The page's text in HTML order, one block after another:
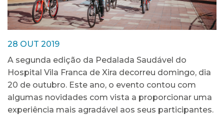
28 OUT 2019
A segunda edição da Pedalada Saudável do
Hospital Vila Franca de Xira decorreu domingo, dia
20 de outubro. Este ano, o evento contou com
algumas novidades com vista a proporcionar uma
experiência mais agradável aos seus participantes.